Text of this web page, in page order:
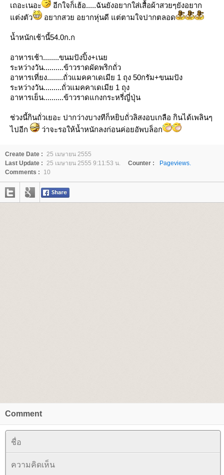
เถอะเนอะ
อีกใจก็เฮ้อ.....ฉันยังอยากใส่เสื้อผ้าสวยๆยังอยาก
ต่งตัว
อยากสวย อยากหุ่นดี แต่ตามใจปากตลอด
น้ำหนักเช้านี้54.0ก.ก
อาหารเช้า........ขนมปังปิ้ง+เน
ระหว่างวัน..........ข้าวราดผัดพริกถั่ว
อาหารเที่ยง........ถั่วแมคคาเดเมีย 1 ถุง 50กรัม+ขนมปัง
ระหว่างวัน.........ถั่วแมคคาเดเมีย 1 ถุง
อาหารเย็น..........ข้าวราดแกงกระหรี่ญี่ปุ่น
ช่วงนี้กินถั่วเยอะ ปากว่างบางทีก็หยิบถั่วลิสงอบเกลือ กินได้เพลินๆ
ไปอีก
ว่าจะรอให้น้ำหนักลงก่อนค่อยอัพบล็อก
Create Date : 25 เมษายน 2555
Last Update : 25 เมษายน 2555 9:11:53 น. Counter :
Pageviews.
Comments :
10
Comment